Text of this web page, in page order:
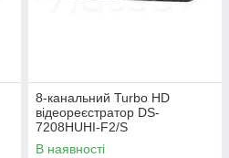
8-канальний Turbo HD
відеореєстратор DS-
7208HUHI-F2/S
В наявності